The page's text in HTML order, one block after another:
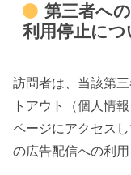
第三者へ
利用停止につ
訪問者は、当該第
トアウト（個人情
ページにアクセス
の広告配信への利